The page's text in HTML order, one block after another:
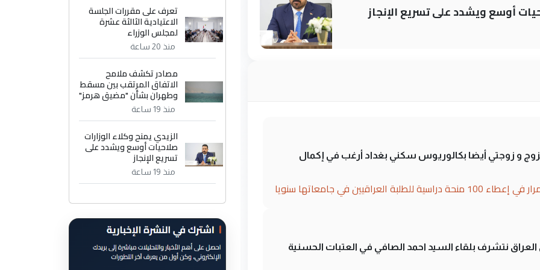
أوسع ويشدد على تسريع الإنجاز
و زوجتي أيضا بكالوريوس سكني بغداد أرغب في إكمال
في جامعاتها سنويا
العراق نتشرف بلقاء السيد احمد الصافي في العتبات الحسنية
تعرف على مقررات الجلسة
الاعتيادية الثالثة عشرة
لمجلس الوزراء
منذ 20 ساعة
مصادر تكشف ملامح
الاتفاق المرتقب بين مسقط
وطهران بشأن "مضيق هرمز"
منذ 19 ساعة
الزيدي يمنح وكلاء الوزارات
صلاحيات أوسع ويشدد على
تسريع الإنجاز
منذ 19 ساعة